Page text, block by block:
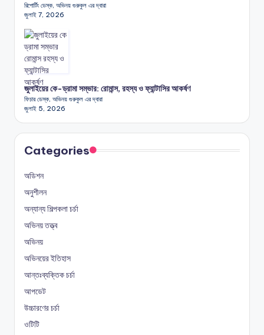
রিপোর্টিং ডেস্ক, অভিনয় গুরুকুল এর দ্বারা
জুলাই 7, 2026
জুলাইয়ের কে-ড্রামা সম্ভার: রোমান্স, রহস্য ও ফ্যান্টাসির আকর্ষণ
ফিচার ডেস্ক, অভিনয় গুরুকুল এর দ্বারা
জুলাই 5, 2026
Categories
অডিশন
অনুশীলন
অন্যান্য শিল্পকলা চর্চা
অভিনয় তত্ত্ব
অভিনয়
অভিনয়ের ইতিহাস
আন্তঃব্যক্তিক চর্চা
আপডেট
উচ্চারণের চর্চা
ওটিটি